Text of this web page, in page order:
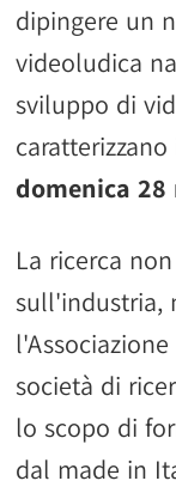
dipingere un
videoludica
sviluppo di
domenica 28
La ricerca
sull'industria,
società di
lo scopo di
dal made in